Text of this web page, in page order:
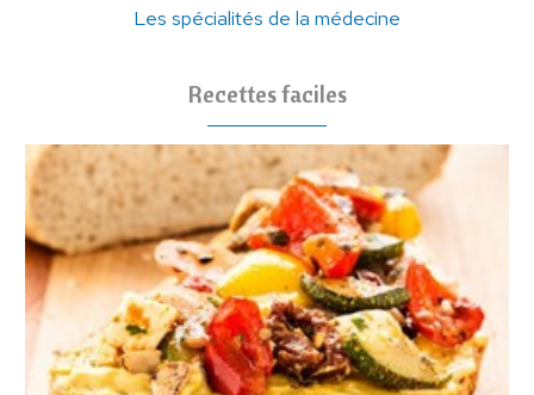
Les spécialités de la médecine
Recettes faciles